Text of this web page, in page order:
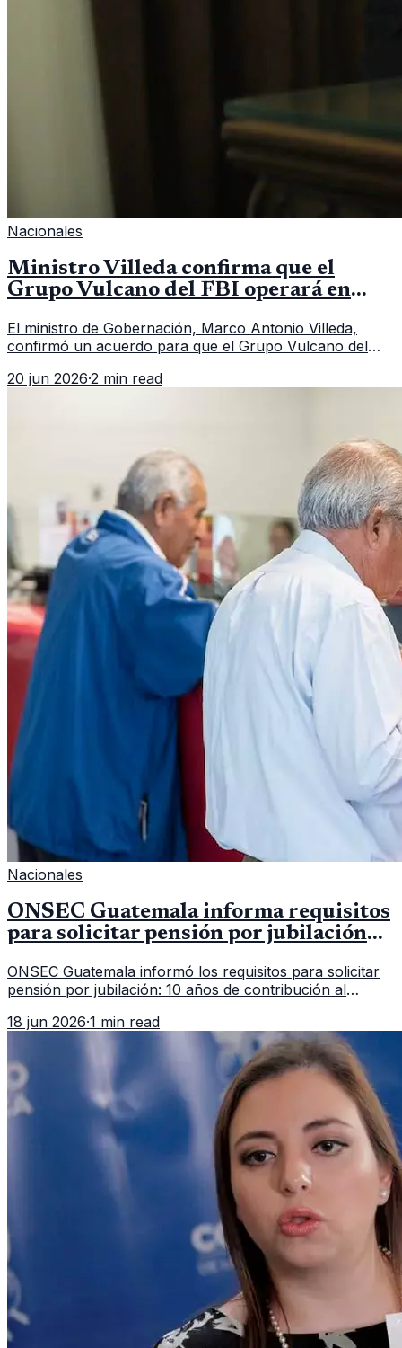
Nacionales
Ministro Villeda confirma que el
Grupo Vulcano del FBI operará en
El ministro de Gobernación, Marco Antonio Villeda,
confirmó un acuerdo para que el Grupo Vulcano del
fallido con la administración anterior del Ministerio
20 jun 2026·2 min read
Nacionales
ONSEC Guatemala informa requisitos
para solicitar pensión por jubilación
ONSEC Guatemala informó los requisitos para solicitar
pensión por jubilación: 10 años de contribución al
importar edad.
18 jun 2026·1 min read